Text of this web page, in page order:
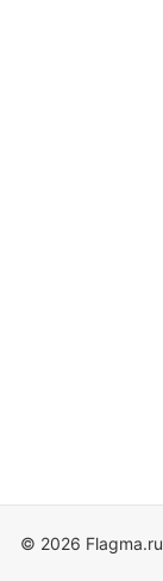
© 2026 Flagma.ru